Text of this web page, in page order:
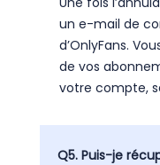
un e-mail de
d’OnlyFans.
de vos
votre compte,
Q5. Puis-je